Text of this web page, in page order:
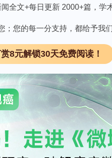
统慢病毒载体的包膜，
面高表达的受体）的骆
特异性识别。此外，研
表达、体内动物模型（
进行的中和抗体逃逸实
疹病毒假型化慢病毒载体
关系较远的病毒的包膜
病毒（DMV）的包膜
全文+每日更新 2000+篇，学
；您的每一分支持，都给予我
8元解锁30天免费阅读！